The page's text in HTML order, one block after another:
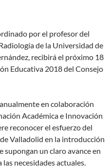
por el profesor del
de la Universidad de
recibirá el próximo 18
Educativa 2018 del Consejo
en colaboración
Académica e Innovación
reconocer el esfuerzo del
Valladolid en la introducción
supongan un claro avance en
las necesidades actuales.